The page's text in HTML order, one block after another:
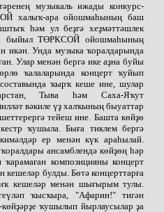
музыкаль ижады конкурс-
халыҡ-ара ойошмаһының баш
һәм ул беҙгә хеҙмәттәшлек
быйыл ТӨРКСОЙ ойошмаһының
икән. Унда музыка ҡоралдарында
Улар менән бергә ике аҙна буйы
ҡалаларында концерт ҡуйып
составында ҡырҡ кеше ине, шулар
Тыва һәм Саха-Яҡут
вәкиле үҙ халҡының быуаттар
тейеш ине. Башта көйҙө
ҡушыла. Быға тиклем бергә
ер менән күк араһылай.
ансамблендә көйҙөң һәр
композицияны концерт
булды. Бөтә концерттарға
кешеләр менән шығырым тулы.
ҡысҡыра, "Афарин!" тигән
ҡушылып йырлаусылар ҙа